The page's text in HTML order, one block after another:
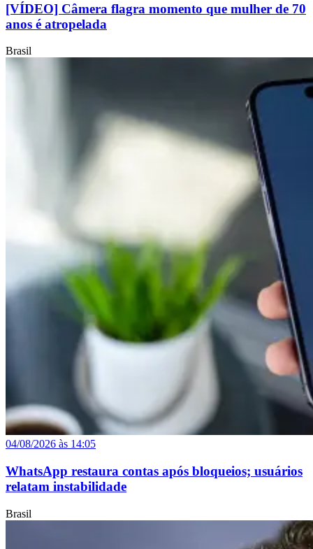
[VÍDEO] Câmera flagra momento que mulher de 70
anos é atropelada
Brasil
04/08/2026 às 14:05
WhatsApp restaura contas após bloqueios; usuários
relatam instabilidade
Brasil